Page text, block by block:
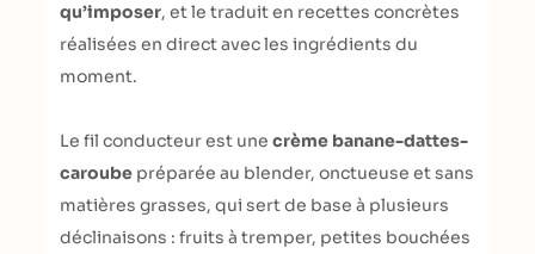
qu’imposer, et le traduit en recettes concrètes
réalisées en direct avec les ingrédients du
moment.
Le fil conducteur est une crème banane-dattes-
caroube préparée au blender, onctueuse et sans
matières grasses, qui sert de base à plusieurs
déclinaisons : fruits à tremper, petites bouchées